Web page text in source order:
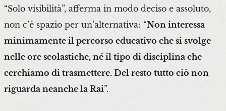
“Solo visibilità”, afferma in modo deciso e assoluto,
non c’è spazio per un’alternativa: “Non interessa
minimamente il percorso educativo che si svolge
nelle ore scolastiche, né il tipo di disciplina che
cerchiamo di trasmettere. Del resto tutto ciò non
riguarda neanche la Rai”.